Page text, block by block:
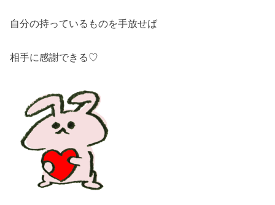
自分の持っているものを手放せば
相手に感謝できる♡